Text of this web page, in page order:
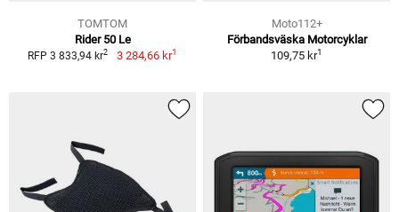
TOMTOM
Rider 50 Le
RFP 3 833,94 kr2 3 284,66 kr1
Moto112+
Förbandsväska Motorcyklar
109,75 kr1